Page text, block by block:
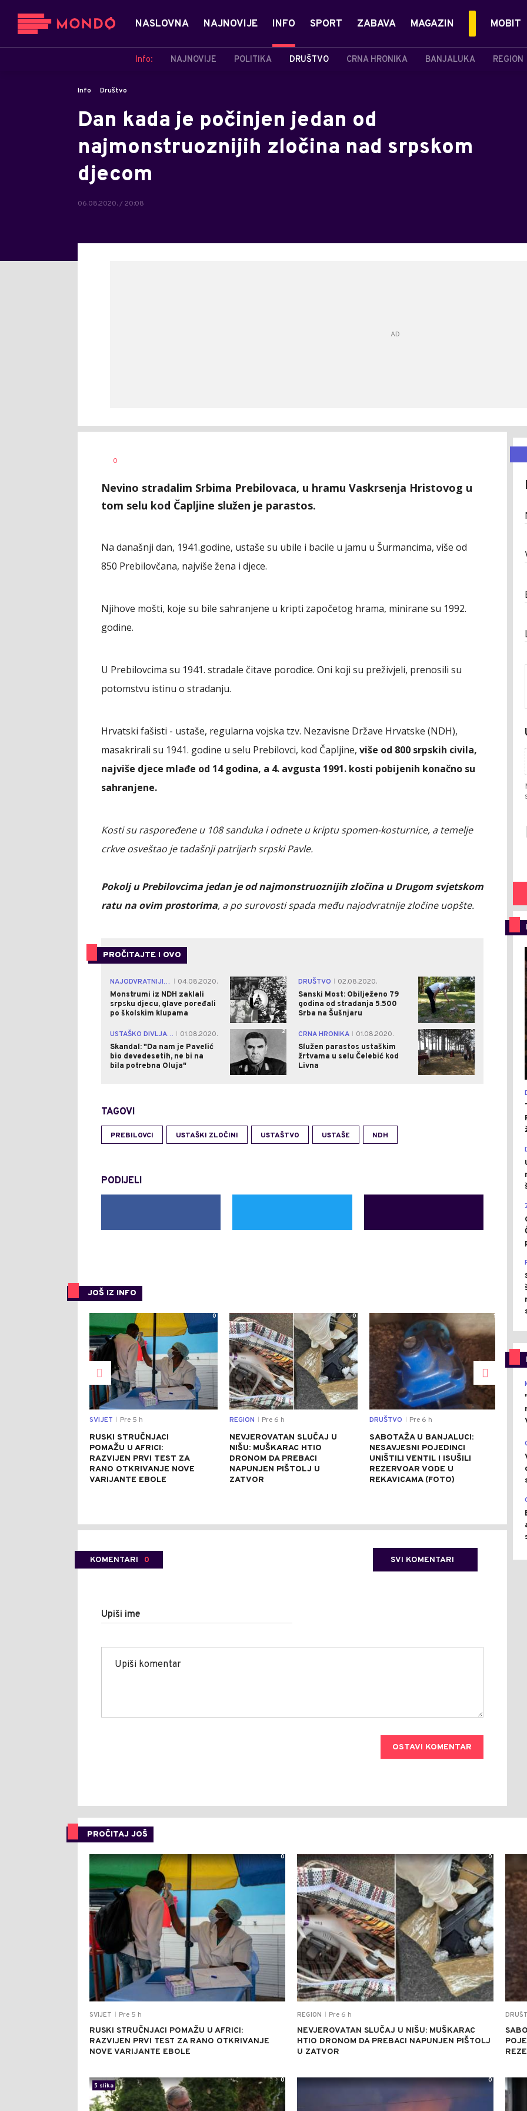
NASLOVNA NAJNOVIJE INFO
Info: NAJNOVIJE POLITIKA DRUŠTVO CRNA HRONIKA BANJALUKA REGION
SPORT ZABAVA MAGAZIN MOBIT
Info Društvo
Dan kada je počinjen jedan od
najmonstruoznijih zločina nad srpskom
djecom
06.08.2020. / 20:08
AUTOR
0
Nevino stradalim Srbima Prebilovaca, u hramu Vaskrsenja Hristovog u
tom selu kod Čapljine služen je parastos.
Na današnji dan, 1941.godine, ustaše su ubile i bacile u jamu u Šurmancima, više od
850 Prebilovčana, najviše žena i djece.
Njihove mošti, koje su bile sahranjene u kripti započetog hrama, minirane su 1992.
godine.
U Prebilovcima su 1941. stradale čitave porodice. Oni koji su preživjeli, prenosili su
potomstvu istinu o stradanju.
Hrvatski fašisti - ustaše, regularna vojska tzv. Nezavisne Države Hrvatske (NDH),
masakrirali su 1941. godine u selu Prebilovci, kod Čapljine, više od 800 srpskih civila,
najviše djece mlađe od 14 godina, a 4. avgusta 1991. kosti pobijenih konačno su
sahranjene.
Kosti su raspoređene u 108 sanduka i odnete u kriptu spomen-kosturnice, a temelje
crkve osveštao je tadašnji patrijarh srpski Pavle.
Pokolj u Prebilovcima jedan je od najmonstruoznijih zločina u Drugom svjetskom
ratu na ovim prostorima, a po surovosti spada među najodvratnije zločine uopšte.
PROČITAJTE I OVO
NAJODVRATNIJI ZLOČIN IKADA!
04.08.2020.
Monstrumi iz NDH zaklali
srpsku djecu, glave poređali
po školskim klupama
2 DRUŠTVO
02.08.2020.
Sanski Most: Obilježeno 79
godina od stradanja 5.500
Srba na Šušnjaru
0
USTAŠKO DIVLJANJE
01.08.2020.
Skandal: "Da nam je Pavelić
bio devedesetih, ne bi na
bila potrebna Oluja"
2 CRNA HRONIKA
01.08.2020.
Služen parastos ustaškim
žrtvama u selu Čelebić kod
Livna
0
TAGOVI
PREBILOVCI USTAŠKI ZLOČINI USTAŠTVO USTAŠE NDH
PODIJELI
JOŠ IZ INFO
0
SVIJET Pre 5 h
RUSKI STRUČNJACI
POMAŽU U AFRICI:
RAZVIJEN PRVI TEST ZA
RANO OTKRIVANJE NOVE
VARIJANTE EBOLE
0
REGION Pre 6 h
NEVJEROVATAN SLUČAJ U
NIŠU: MUŠKARAC HTIO
DRONOM DA PREBACI
NAPUNJEN PIŠTOLJ U
ZATVOR
1
DRUŠTVO Pre 6 h
SABOTAŽA U BANJALUCI:
NESAVJESNI POJEDINCI
UNIŠTILI VENTIL I ISUŠILI
REZERVOAR VODE U
REKAVICAMA (FOTO)
KOMENTARI 0 SVI KOMENTARI
Upiši ime
OSTAVI KOMENTAR
PROČITAJ JOŠ
SVIJET Pre 5 h
RUSKI STRUČNJACI POMAŽU U AFRICI:
RAZVIJEN PRVI TEST ZA RANO OTKRIVANJE
NOVE VARIJANTE EBOLE
0
REGION Pre 6 h
NEVJEROVATAN SLUČAJ U NIŠU: MUŠKARAC
HTIO DRONOM DA PREBACI NAPUNJEN PIŠTOLJ
U ZATVOR
0
5 slika
0 0